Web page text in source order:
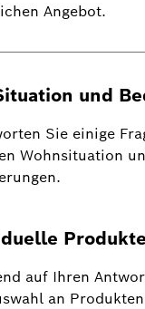
Angebot.
und
Sie einige
Wohnsituation
auf Ihren
an